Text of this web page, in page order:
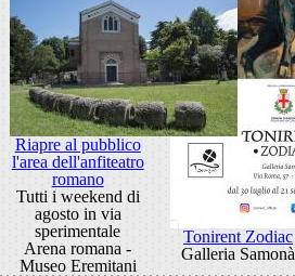
Tonirent Zodiac
Galleria Samonà
Riapre al pubblico
l'area dell'anfiteatro
romano
Tutti i weekend di
agosto in via
sperimentale
Arena romana -
Museo Eremitani